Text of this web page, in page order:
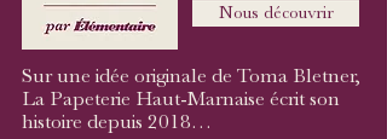
Nous découvrir
Sur une idée originale de Toma Bletner,
La Papeterie Haut-Marnaise écrit son
histoire depuis 2018…